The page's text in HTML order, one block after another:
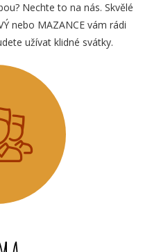
Nechte to na nás. Skvělé
nebo MAZANCE vám rádi
užívat klidné svátky.